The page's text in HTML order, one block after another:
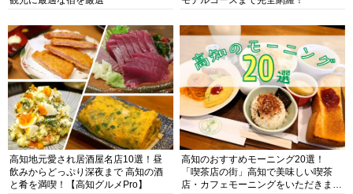
高知地元愛され居酒屋名店10選！昼
飲みからどっぷり深夜まで 高知の酒
と肴を満喫！【高知グルメPro】
高知のおすすめモーニング20選！
「喫茶店の街」高知で美味しい喫茶
店・カフェモーニングをいただきま